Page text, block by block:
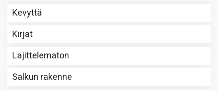
Kevyttä
Kirjat
Lajittelematon
Salkun rakenne